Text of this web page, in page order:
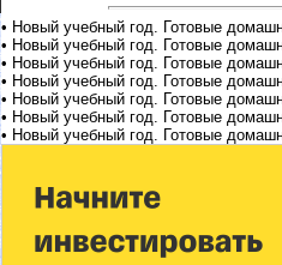
• Новый учебный год. Готовые
• Новый учебный год. Готовые
• Новый учебный год. Готовые
• Новый учебный год. Готовые
• Новый учебный год. Готовые
• Новый учебный год. Готовые
• Новый учебный год. Готовые